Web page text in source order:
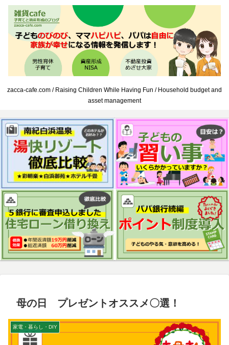
zacca-cafe.com / Raising Children While Having Fun / Household budget and
asset management
母の日 プレゼントオススメ〇選！
家電・暮らし・DIY